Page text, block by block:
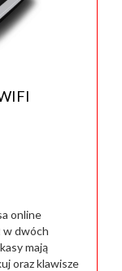
online
w dwóch
mają
oraz klawisze